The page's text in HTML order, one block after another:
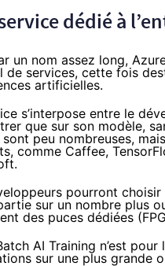
dédié à
un nom assez long,
de services, cette fois
artificielles.
s’interpose entre le
que sur son modèle,
sont peu nombreuses,
comme Caffee,
pourront
sur un nombre plus
des puces dédiées
AI Training n’est
sur une plus grande